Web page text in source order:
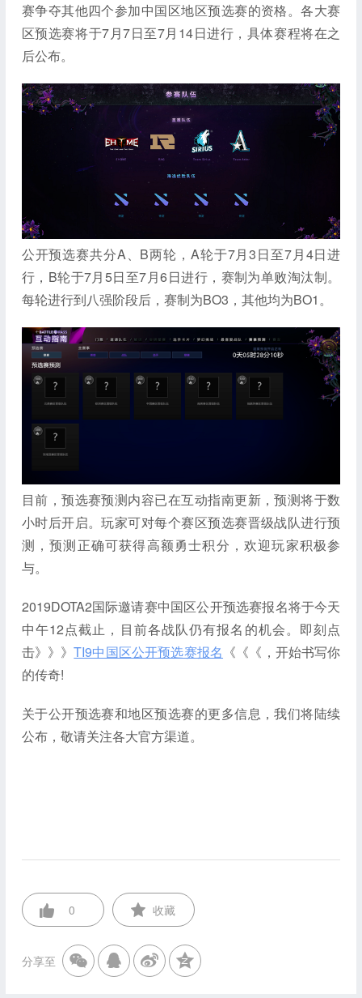
赛争夺其他四个参加中国区地区预选赛的资格。各大赛
区预选赛将于7月7日至7月14日进行，具体赛程将在之
后公布。
公开预选赛共分A、B两轮，A轮于7月3日至7月4日进
行，B轮于7月5日至7月6日进行，赛制为单败淘汰制。
每轮进行到八强阶段后，赛制为BO3，其他均为BO1。
目前，预选赛预测内容已在互动指南更新，预测将于数
小时后开启。玩家可对每个赛区预选赛晋级战队进行预
测，预测正确可获得高额勇士积分，欢迎玩家积极参
与。
2019DOTA2国际邀请赛中国区公开预选赛报名将于今天
中午12点截止，目前各战队仍有报名的机会。即刻点
击》》》TI9中国区公开预选赛报名 《《《，开始书写你
的传奇!
关于公开预选赛和地区预选赛的更多信息，我们将陆续
公布，敬请关注各大官方渠道。
0 收藏
分享至